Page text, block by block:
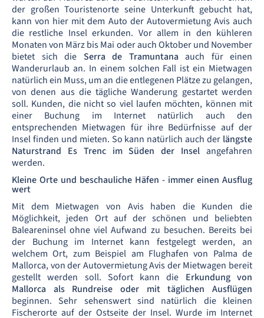
der großen Touristenorte seine Unterkunft gebucht hat,
kann von hier mit dem Auto der Autovermietung Avis auch
die restliche Insel erkunden. Vor allem in den kühleren
Monaten von März bis Mai oder auch Oktober und November
bietet sich die Serra de Tramuntana auch für einen
Wanderurlaub an. In einem solchen Fall ist ein Mietwagen
natürlich ein Muss, um an die entlegenen Plätze zu gelangen,
von denen aus die tägliche Wanderung gestartet werden
soll. Kunden, die nicht so viel laufen möchten, können mit
einer Buchung im Internet natürlich auch den
entsprechenden Mietwagen für ihre Bedürfnisse auf der
Insel finden und mieten. So kann natürlich auch der längste
Naturstrand Es Trenc im Süden der Insel angefahren
werden.
Kleine Orte und beschauliche Häfen - immer einen Ausflug
wert
Mit dem Mietwagen von Avis haben die Kunden die
Möglichkeit, jeden Ort auf der schönen und beliebten
Baleareninsel ohne viel Aufwand zu besuchen. Bereits bei
der Buchung im Internet kann festgelegt werden, an
welchem Ort, zum Beispiel am Flughafen von Palma de
Mallorca, von der Autovermietung Avis der Mietwagen bereit
gestellt werden soll. Sofort kann die Erkundung von
Mallorca als Rundreise oder mit täglichen Ausflügen
beginnen. Sehr sehenswert sind natürlich die kleinen
Fischerorte auf der Ostseite der Insel. Wurde im Internet